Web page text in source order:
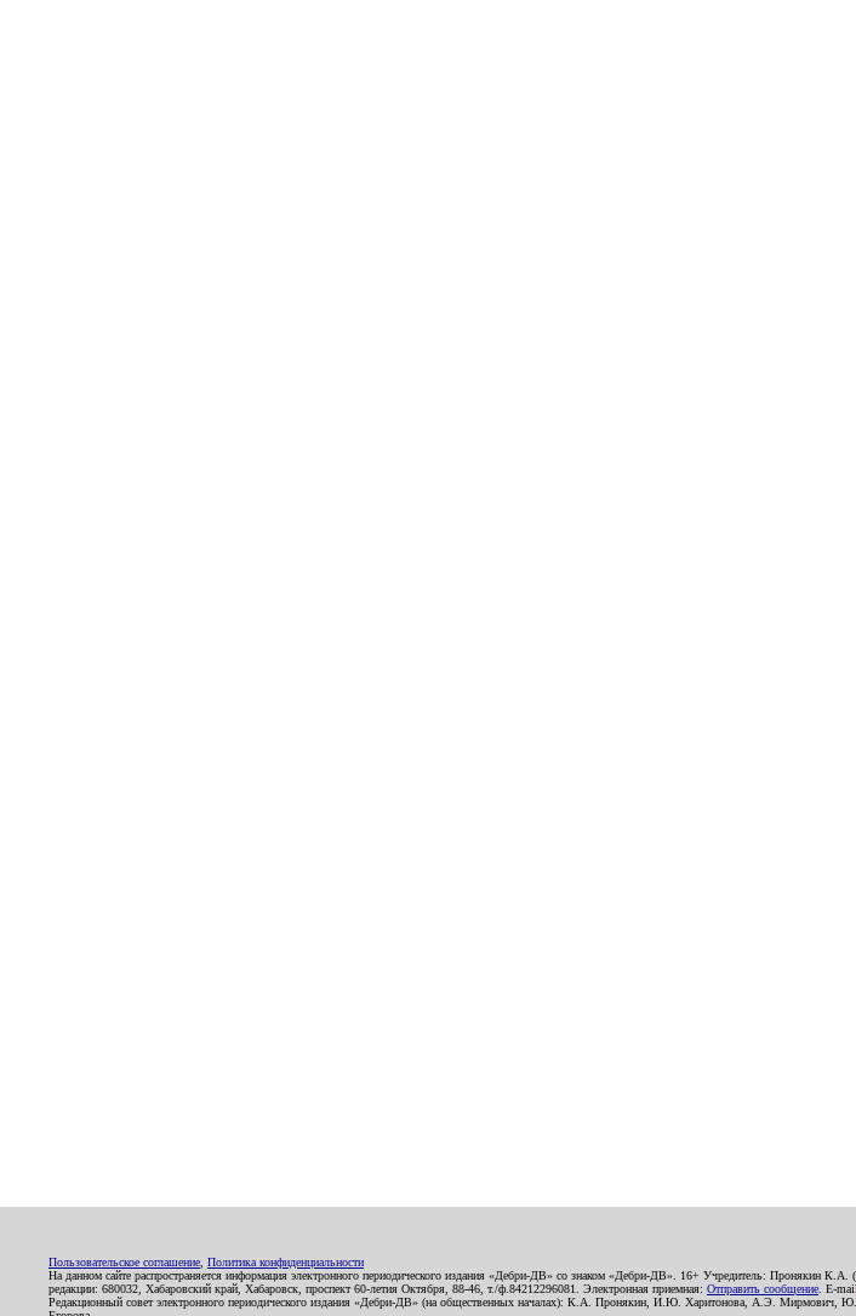
Пользовательское соглашение Политика конфиденциальности
На данном сайте распространяется информация электронного периодического издания «Дебри-ДВ» со знаком «Дебри-ДВ». 16+ Учредитель: Пронякин
редакции: 680032, Хабаровский край, Хабаровск, проспект 60-летия Октября, 88-46, т./ф.84212296081. Электронная приемная: Отправить сообщение . E-
Редакционный совет электронного периодического издания «Дебри-ДВ» (на общественных началах): К.А. Пронякин, И.Ю. Харитонова, А.Э.